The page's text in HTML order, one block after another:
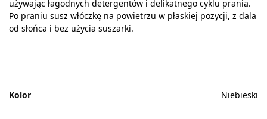
używając łagodnych detergentów i delikatnego cyklu prania.
Po praniu susz włóczkę na powietrzu w płaskiej pozycji, z dala
od słońca i bez użycia suszarki.
Kolor Niebieski